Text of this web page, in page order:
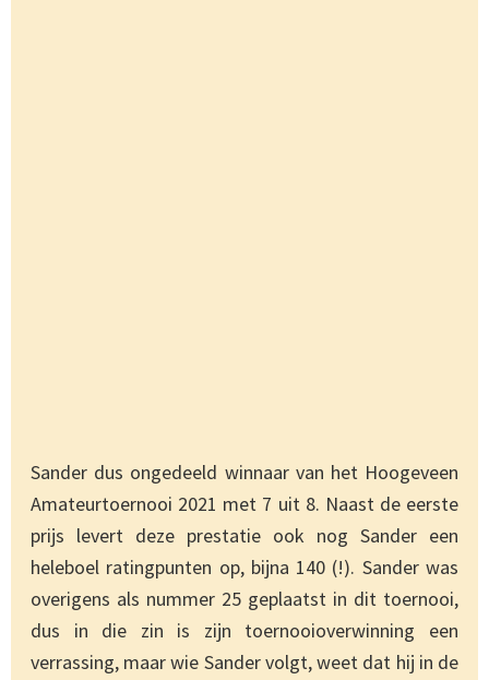
Sander dus ongedeeld winnaar van het Hoogeveen
Amateurtoernooi 2021 met 7 uit 8. Naast de eerste
prijs levert deze prestatie ook nog Sander een
heleboel ratingpunten op, bijna 140 (!). Sander was
overigens als nummer 25 geplaatst in dit toernooi,
dus in die zin is zijn toernooioverwinning een
verrassing, maar wie Sander volgt, weet dat hij in de